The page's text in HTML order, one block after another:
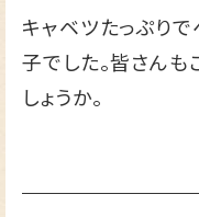
キャベツたっぷり
子でした。皆さん
しょうか。